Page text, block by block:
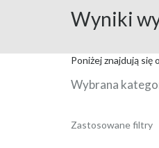
Wyniki
Poniżej znajdują się
Wybrana
Zastosowane filtry